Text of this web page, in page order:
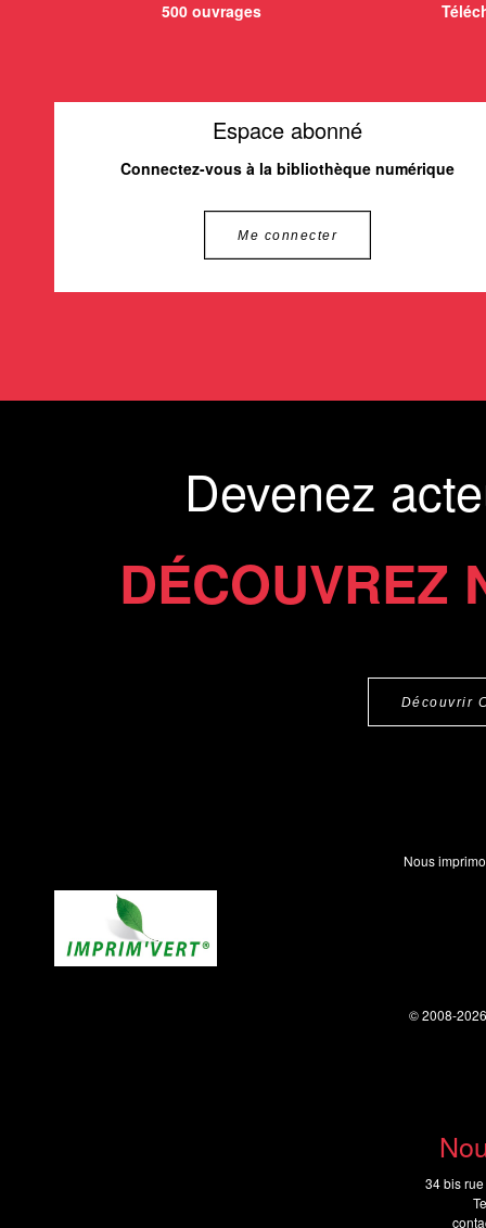
500 ouvrages
Espace abonné
Connectez-vous à la bibliothèque numérique
Me connecter
Devenez
DÉCOUVREZ
Découvrir
34 bis
Nous
© 2008-